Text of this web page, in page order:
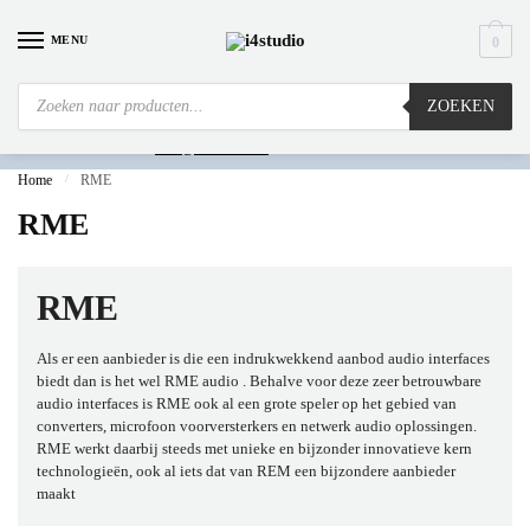
MENU
ZOEKEN
0
Home / RME
RME
RME
Als er een aanbieder is die een indrukwekkend aanbod audio interfaces
biedt dan is het wel RME audio . Behalve voor deze zeer betrouwbare
audio interfaces is RME ook al een grote speler op het gebied van
converters, microfoon voorversterkers en netwerk audio oplossingen.
RME werkt daarbij steeds met unieke en bijzonder innovatieve kern
technologieën, ook al iets dat van REM een bijzondere aanbieder
maakt